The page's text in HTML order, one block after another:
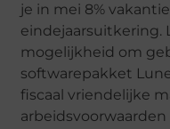
je in mei 8%
eindejaarsuitkering.
mogelijkheid om
softwarepakket
fiscaal vriendelijke